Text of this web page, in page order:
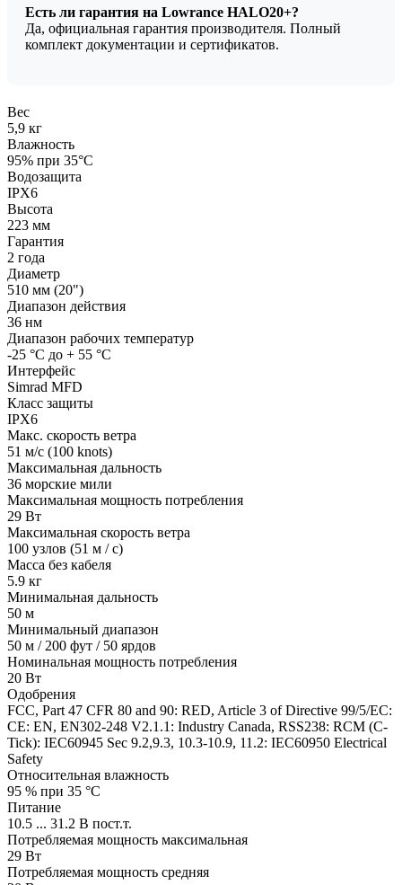
Есть ли гарантия на Lowrance HALO20+?
Да, официальная гарантия производителя. Полный
комплект документации и сертификатов.
Вес
5,9 кг
Влажность
95% при 35°C
Водозащита
IPX6
Высота
223 мм
Гарантия
2 года
Диаметр
510 мм (20")
Диапазон действия
36 нм
Диапазон рабочих температур
-25 °C до + 55 °C
Интерфейс
Simrad MFD
Класс защиты
IPX6
Макс. скорость ветра
51 м/с (100 knots)
Максимальная дальность
36 морские мили
Максимальная мощность потребления
29 Вт
Максимальная скорость ветра
100 узлов (51 м / с)
Масса без кабеля
5.9 кг
Минимальная дальность
50 м
Минимальный диапазон
50 м / 200 фут / 50 ярдов
Номинальная мощность потребления
20 Вт
Одобрения
FCC, Part 47 CFR 80 and 90: RED, Article 3 of Directive 99/5/EC:
CE: EN, EN302-248 V2.1.1: Industry Canada, RSS238: RCM (C-
Tick): IEC60945 Sec 9.2,9.3, 10.3-10.9, 11.2: IEC60950 Electrical
Safety
Относительная влажность
95 % при 35 °C
Питание
10.5 ... 31.2 В пост.т.
Потребляемая мощность максимальная
29 Вт
Потребляемая мощность средняя